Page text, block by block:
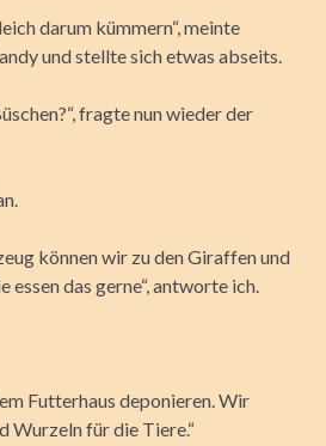
darum kümmern“, meinte
und stellte sich etwas abseits.
fragte nun wieder der
können wir zu den Giraffen und
essen das gerne“, antworte ich.
Futterhaus deponieren. Wir
Wurzeln für die Tiere.“